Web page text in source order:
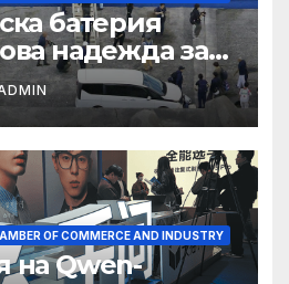
батерия
надежда за
на водород
OF COMMERCE AND INDUSTRY
на Qwen-